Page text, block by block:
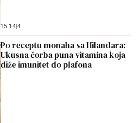
15:14 4
Po receptu monaha sa Hilandara:
Ukusna čorba puna vitamina koja
diže imunitet do plafona